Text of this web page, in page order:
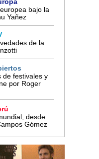
bajo la
Yañez
de la
de festivales y
por Roger
desde
Gómez